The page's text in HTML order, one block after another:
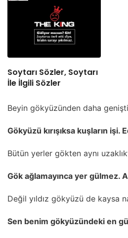
Soytarı Sözler, Soytarı
İle İlgili Sözler
Beyin gökyüzünden daha
Gökyüzü kırışıksa kuşların işi.
Bütün yerler gökten aynı
Gök ağlamayınca yer gülmez.
Değil yıldız gökyüzü de kaysa
Sen benim gökyüzündeki en